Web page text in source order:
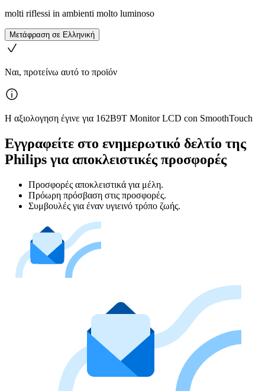
molti riflessi in ambienti molto luminoso
Μετάφραση σε Ελληνική
Ναι, προτείνω αυτό το προϊόν
Η αξιολογηση έγινε για 162B9T Monitor LCD con SmoothTouch
Εγγραφείτε στο ενημερωτικό δελτίο της
Philips για αποκλειστικές προσφορές
Προσφορές αποκλειστικά για μέλη.
Πρόωρη πρόσβαση στις προσφορές.
Συμβουλές για έναν υγιεινό τρόπο ζωής.